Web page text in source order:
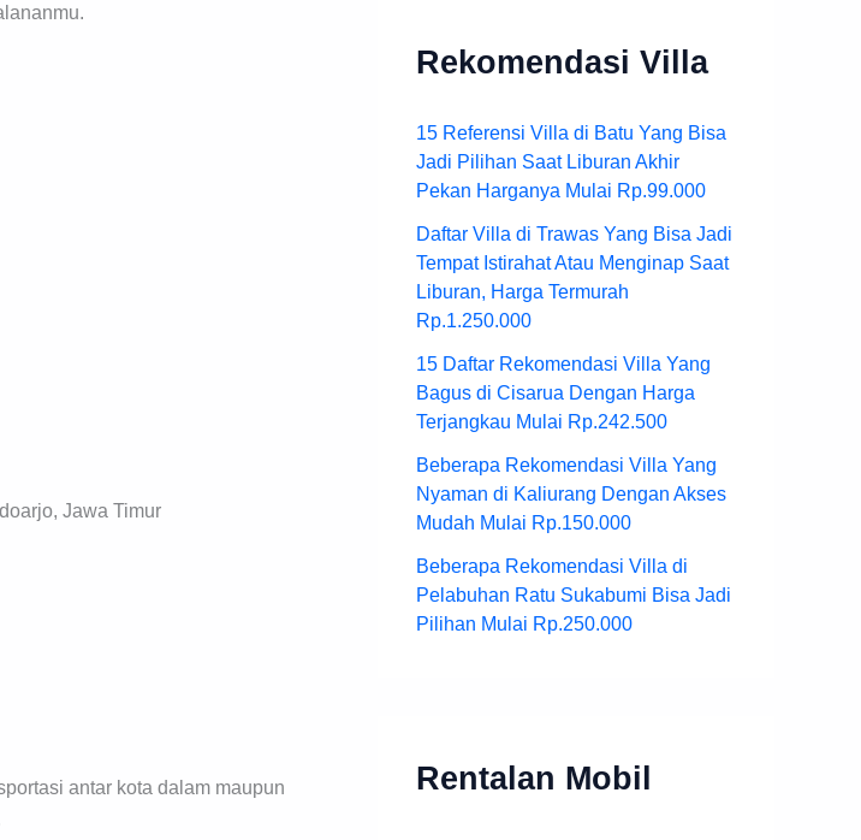
Jawa Timur
antar kota dalam maupun
Rekomendasi Villa
15 Referensi Villa di Batu Yang Bisa
Jadi Pilihan Saat Liburan Akhir
Pekan Harganya Mulai Rp.99.000
Daftar Villa di Trawas Yang Bisa Jadi
Tempat Istirahat Atau Menginap Saat
Liburan, Harga Termurah
Rp.1.250.000
15 Daftar Rekomendasi Villa Yang
Bagus di Cisarua Dengan Harga
Terjangkau Mulai Rp.242.500
Beberapa Rekomendasi Villa Yang
Nyaman di Kaliurang Dengan Akses
Mudah Mulai Rp.150.000
Beberapa Rekomendasi Villa di
Pelabuhan Ratu Sukabumi Bisa Jadi
Pilihan Mulai Rp.250.000
Rentalan Mobil